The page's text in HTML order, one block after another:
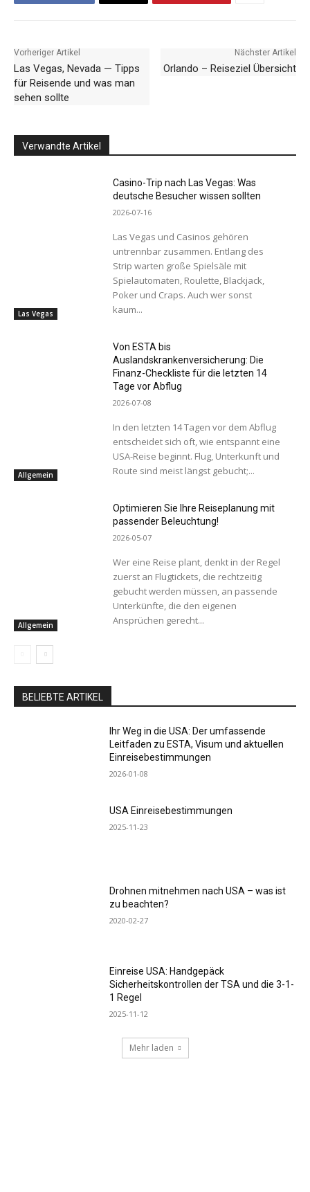
Vorheriger Artikel
Las Vegas, Nevada — Tipps
für Reisende und was man
sehen sollte
Nächster Artikel
Orlando – Reiseziel Übersicht
Verwandte Artikel
Las Vegas
Casino-Trip nach Las Vegas: Was
deutsche Besucher wissen sollten
2026-07-16
Las Vegas und Casinos gehören
untrennbar zusammen. Entlang des
Strip warten große Spielsäle mit
Spielautomaten, Roulette, Blackjack,
Poker und Craps. Auch wer sonst
kaum...
Allgemein
Von ESTA bis
Auslandskrankenversicherung: Die
Finanz-Checkliste für die letzten 14
Tage vor Abflug
2026-07-08
In den letzten 14 Tagen vor dem Abflug
entscheidet sich oft, wie entspannt eine
USA-Reise beginnt. Flug, Unterkunft und
Route sind meist längst gebucht;...
Allgemein
Optimieren Sie Ihre Reiseplanung mit
passender Beleuchtung!
2026-05-07
Wer eine Reise plant, denkt in der Regel
zuerst an Flugtickets, die rechtzeitig
gebucht werden müssen, an passende
Unterkünfte, die den eigenen
Ansprüchen gerecht...
BELIEBTE ARTIKEL
Ihr Weg in die USA: Der umfassende
Leitfaden zu ESTA, Visum und aktuellen
Einreisebestimmungen
2026-01-08
USA Einreisebestimmungen
2025-11-23
Drohnen mitnehmen nach USA – was ist
zu beachten?
2020-02-27
Einreise USA: Handgepäck
Sicherheitskontrollen der TSA und die 3-1-
1 Regel
2025-11-12
Mehr laden